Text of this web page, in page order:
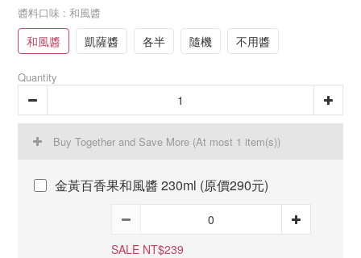
醬料口味 : 和風醬
和風醬 凱薩醬 各半 隨機 不用醬
Quantity
Buy Together and Save More (At most 1 item(s))
金黃百香果和風醬 230ml (原價290元)
SALE NT$239